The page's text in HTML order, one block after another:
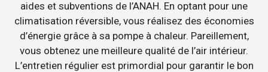
aides et subventions de l’ANAH. En optant pour une
climatisation réversible, vous réalisez des économies
d’énergie grâce à sa pompe à chaleur. Pareillement,
vous obtenez une meilleure qualité de l’air intérieur.
L’entretien régulier est primordial pour garantir le bon